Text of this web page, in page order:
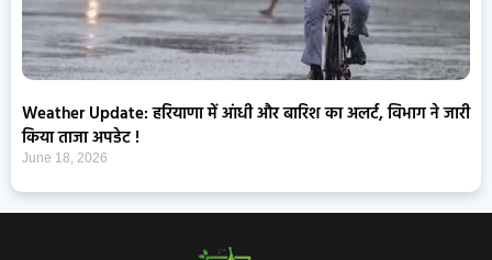
Weather Update: हरियाणा में आंधी और बारिश का अलर्ट, विभाग ने जारी
किया ताजा अपडेट !
June 18, 2026